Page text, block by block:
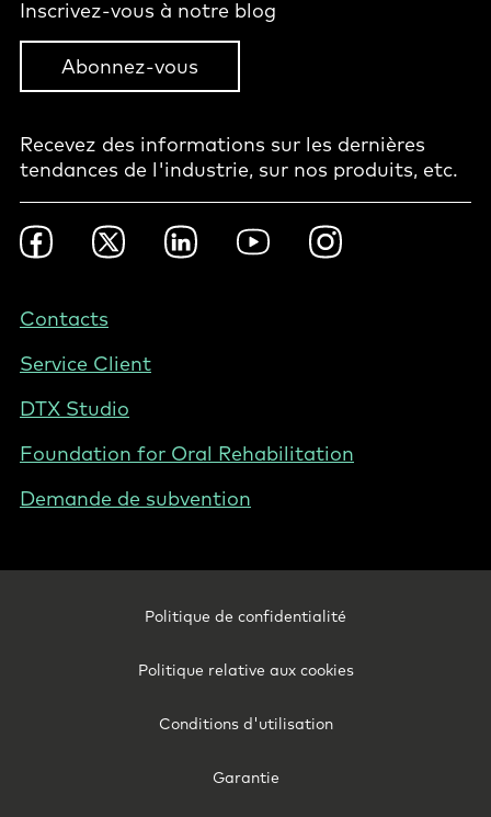
Inscrivez-vous à notre blog
Abonnez-vous
Recevez des informations sur les dernières
tendances de l'industrie, sur nos produits, etc.
Footer
Social
Canada
FacebookTwitter LinkedInYouTubeInstagram
Footer
Canada
Contacts
Service Client
DTX Studio
Foundation for Oral Rehabilitation
Demande de subvention
Politique de confidentialité
Politique relative aux cookies
Conditions d'utilisation
Garantie